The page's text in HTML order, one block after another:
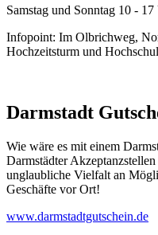
Samstag und Sonntag 10 -
Infopoint: Im Olbrichweg,
Hochzeitsturm und
Darmstadt
Wie wäre es mit einem
Darmstädter
unglaubliche Vielfalt an
Geschäfte vor Ort!
www.darmstadtgutschein.de